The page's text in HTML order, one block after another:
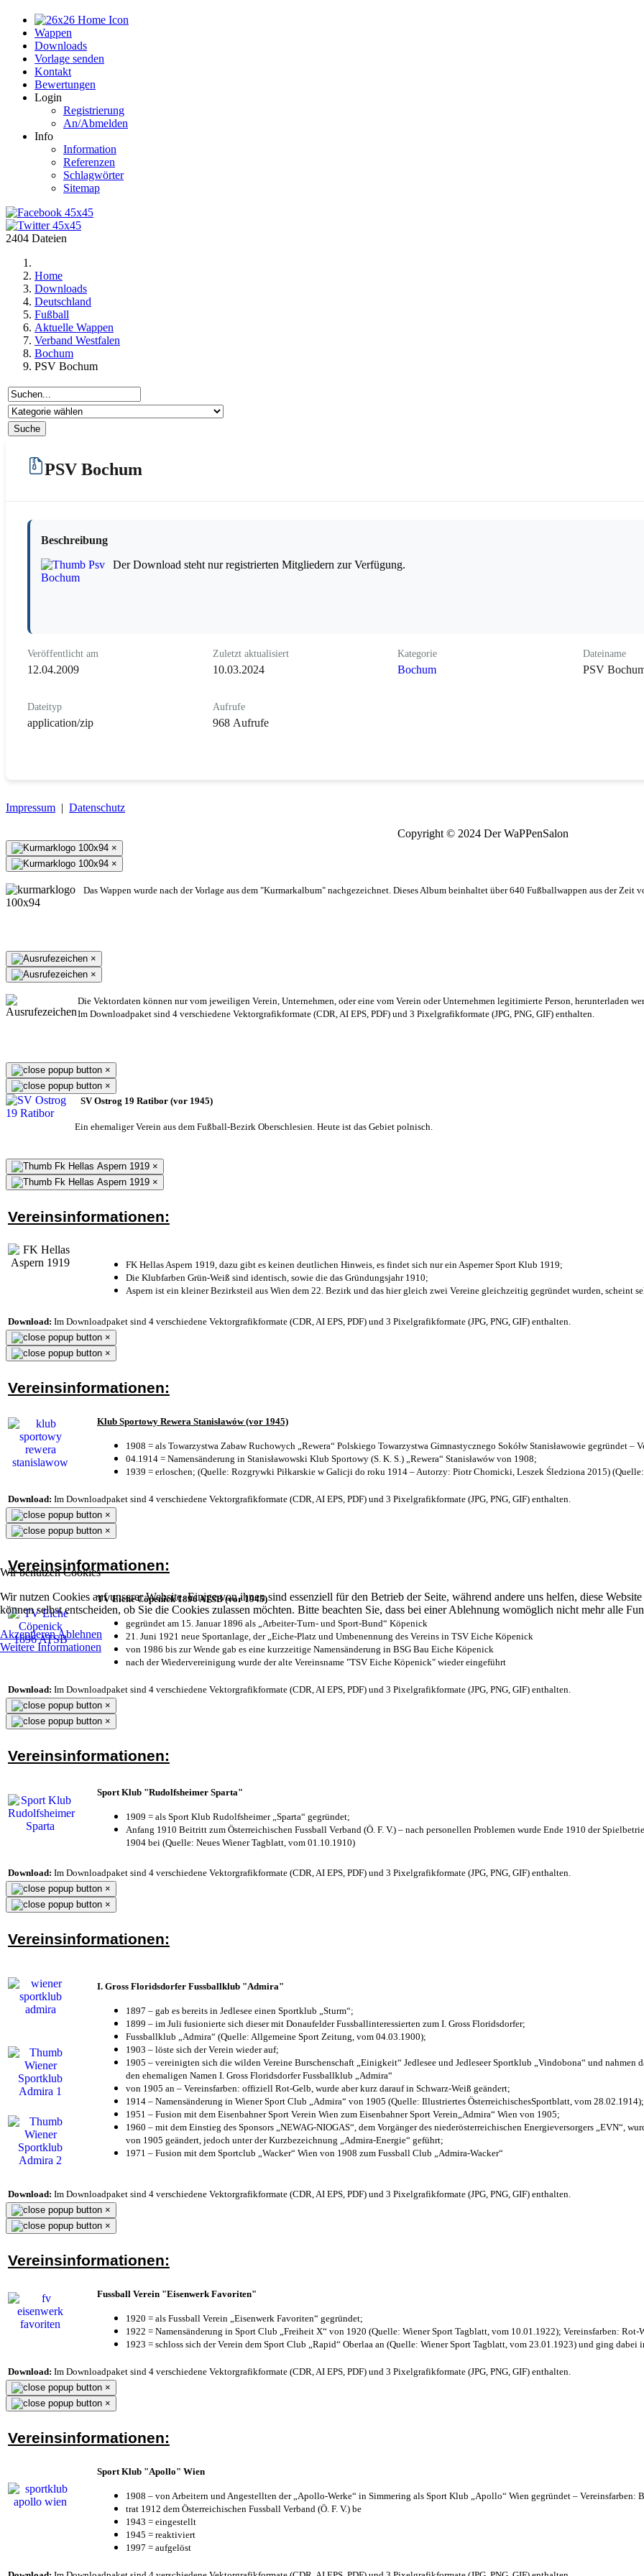
Wappen
Downloads
Vorlage senden
Kontakt
Bewertungen
Login
Registrierung
An/Abmelden
Info
Information
Referenzen
Schlagwörter
Sitemap
2404 Dateien
Home
Downloads
Deutschland
Fußball
Aktuelle Wappen
Verband Westfalen
Bochum
PSV Bochum
PSV Bochum
Beschreibung
Der Download steht nur registrierten Mitgliedern zur Verfügung.
Veröffentlicht am
12.04.2009
Zuletzt aktualisiert
10.03.2024
Kategorie
Bochum
Dateiname
PSV
Dateityp
application/zip
Aufrufe
968 Aufrufe
Impressum | Datenschutz
Copyright © 2024 Der WaPPenSalon
Wir benutzen Cookies
Wir nutzen Cookies auf unserer Website. Einige von ihnen sind essenziell für den Betrieb der Seite, während andere uns helfen, diese
können selbst entscheiden, ob Sie die Cookies zulassen möchten. Bitte beachten Sie, dass bei einer Ablehnung womöglich nicht mehr alle
AkzeptierenAblehnen
Weitere Informationen
×
×
Das Wappen wurde nach der Vorlage aus dem "Kurmarkalbum" nachgezeichnet. Dieses Album beinhaltet über 640 Fußballwappen aus der Zeit
×
×
Die Vektordaten können nur vom jeweiligen Verein, Unternehmen, oder eine vom Verein oder Unternehmen legitimierte Person, herunterladen
Im Downloadpaket sind 4 verschiedene Vektorgrafikformate (CDR, AI EPS, PDF) und 3 Pixelgrafikformate (JPG, PNG, GIF) enthalten.
×
×
SV Ostrog 19 Ratibor (vor 1945)
Ein ehemaliger Verein aus dem Fußball-Bezirk Oberschlesien. Heute ist das Gebiet polnisch.
×
×
Vereinsinformationen:
FK Hellas Aspern 1919, dazu gibt es keinen deutlichen Hinweis, es findet sich nur ein Asperner Sport Klub 1919;
Die Klubfarben Grün-Weiß sind identisch, sowie die das Gründungsjahr 1910;
Aspern ist ein kleiner Bezirksteil aus Wien dem 22. Bezirk und das hier gleich zwei Vereine gleichzeitig gegründet wurden, scheint
Download: Im Downloadpaket sind 4 verschiedene Vektorgrafikformate (CDR, AI EPS, PDF) und 3 Pixelgrafikformate (JPG, PNG, GIF) enthalten.
×
×
Vereinsinformationen:
Klub Sportowy Rewera Stanisławów (vor 1945)
1908 = als Towarzystwa Zabaw Ruchowych „Rewera“ Polskiego Towarzystwa Gimnastycznego Sokółw Stanisławowie gegründet –
04.1914 = Namensänderung in Stanisławowski Klub Sportowy (S. K. S.) „Rewera“ Stanisławów von 1908;
1939 = erloschen; (Quelle: Rozgrywki Piłkarskie w Galicji do roku 1914 – Autorzy: Piotr Chomicki, Leszek Śledziona 2015) (Quelle:
Download: Im Downloadpaket sind 4 verschiedene Vektorgrafikformate (CDR, AI EPS, PDF) und 3 Pixelgrafikformate (JPG, PNG, GIF) enthalten.
×
×
Vereinsinformationen:
TV Eiche Cöpenick 1896 ATSB (vor 1945)
gegründet am 15. Januar 1896 als „Arbeiter-Turn- und Sport-Bund“ Köpenick
21. Juni 1921 neue Sportanlage, der „Eiche-Platz und Umbenennung des Vereins in TSV Eiche Köpenick
von 1986 bis zur Wende gab es eine kurzzeitige Namensänderung in BSG Bau Eiche Köpenick
nach der Wiedervereinigung wurde der alte Vereinsname "TSV Eiche Köpenick" wieder eingeführt
Download: Im Downloadpaket sind 4 verschiedene Vektorgrafikformate (CDR, AI EPS, PDF) und 3 Pixelgrafikformate (JPG, PNG, GIF) enthalten.
×
×
Vereinsinformationen:
Sport Klub "Rudolfsheimer Sparta"
1909 = als Sport Klub Rudolfsheimer „Sparta“ gegründet;
Anfang 1910 Beitritt zum Österreichischen Fussball Verband (Ö. F. V.) – nach personellen Problemen wurde Ende 1910 der
1904 bei (Quelle: Neues Wiener Tagblatt, vom 01.10.1910)
Download: Im Downloadpaket sind 4 verschiedene Vektorgrafikformate (CDR, AI EPS, PDF) und 3 Pixelgrafikformate (JPG, PNG, GIF) enthalten.
×
×
Vereinsinformationen:
I. Gross Floridsdorfer Fussballklub "Admira"
1897 – gab es bereits in Jedlesee einen Sportklub „Sturm“;
1899 – im Juli fusionierte sich dieser mit Donaufelder Fussballinteressierten zum I. Gross Floridsdorfer;
Fussballklub „Admira“ (Quelle: Allgemeine Sport Zeitung, vom 04.03.1900);
1903 – löste sich der Verein wieder auf;
1905 – vereinigten sich die wilden Vereine Burschenschaft „Einigkeit“ Jedlesee und Jedleseer Sportklub „Vindobona“ und nahmen
den ehemaligen Namen I. Gross Floridsdorfer Fussballklub „Admira“
von 1905 an – Vereinsfarben: offiziell Rot-Gelb, wurde aber kurz darauf in Schwarz-Weiß geändert;
1914 – Namensänderung in Wiener Sport Club „Admira“ von 1905 (Quelle: Illustriertes ÖsterreichischesSportblatt, vom 28.02.1914);
1951 – Fusion mit dem Eisenbahner Sport Verein Wien zum Eisenbahner Sport Verein„Admira“ Wien von 1905;
1960 – mit dem Einstieg des Sponsors „NEWAG-NIOGAS“, dem Vorgänger des niederösterreichischen Energieversorgers „EVN“,
von 1905 geändert, jedoch unter der Kurzbezeichnung „Admira-Energie“ geführt;
1971 – Fusion mit dem Sportclub „Wacker“ Wien von 1908 zum Fussball Club „Admira-Wacker“
Download: Im Downloadpaket sind 4 verschiedene Vektorgrafikformate (CDR, AI EPS, PDF) und 3 Pixelgrafikformate (JPG, PNG, GIF) enthalten.
×
×
Vereinsinformationen:
Fussball Verein "Eisenwerk Favoriten"
1920 = als Fussball Verein „Eisenwerk Favoriten“ gegründet;
1922 = Namensänderung in Sport Club „Freiheit X“ von 1920 (Quelle: Wiener Sport Tagblatt, vom 10.01.1922); Vereinsfarben: Rot-
1923 = schloss sich der Verein dem Sport Club „Rapid“ Oberlaa an (Quelle: Wiener Sport Tagblatt, vom 23.01.1923) und ging dabei
Download: Im Downloadpaket sind 4 verschiedene Vektorgrafikformate (CDR, AI EPS, PDF) und 3 Pixelgrafikformate (JPG, PNG, GIF) enthalten.
×
×
Vereinsinformationen:
Sport Klub "Apollo" Wien
1908 – von Arbeitern und Angestellten der „Apollo-Werke“ in Simmering als Sport Klub „Apollo“ Wien gegründet – Vereinsfarben:
trat 1912 dem Österreichischen Fussball Verband (Ö. F. V.) be
1943 = eingestellt
1945 = reaktiviert
1997 = aufgelöst